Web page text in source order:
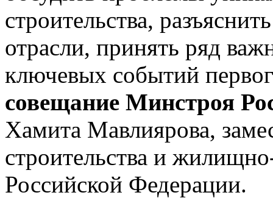
строительства,
отрасли, принять ряд
ключевых событий
совещание Минстроя
Хамита Мавлиярова,
строительства и
Российской Федерации.